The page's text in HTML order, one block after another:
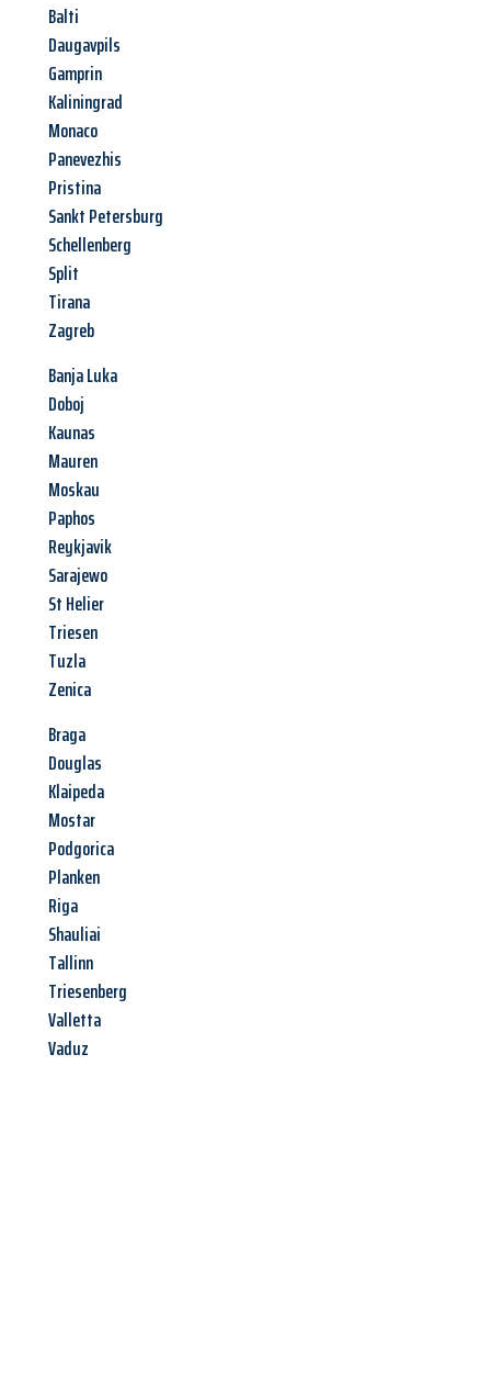
Balti
Daugavpils
Gamprin
Kaliningrad
Monaco
Panevezhis
Pristina
Sankt Petersburg
Schellenberg
Split
Tirana
Zagreb
Banja Luka
Doboj
Kaunas
Mauren
Moskau
Paphos
Reykjavik
Sarajewo
St Helier
Triesen
Tuzla
Zenica
Braga
Douglas
Klaipeda
Mostar
Podgorica
Planken
Riga
Shauliai
Tallinn
Triesenberg
Valletta
Vaduz